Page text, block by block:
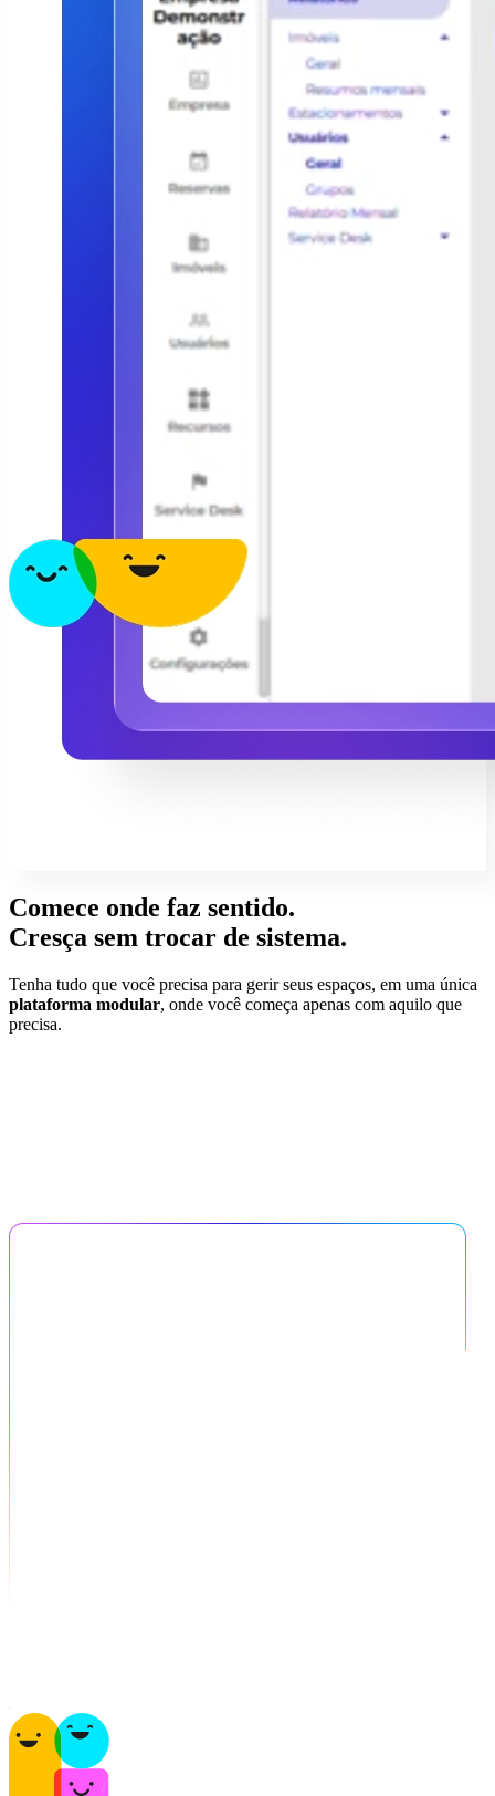
Comece onde faz sentido.
Cresça sem trocar de sistema.
Tenha tudo que você precisa para gerir seus espaços, em uma única
plataforma modular, onde você começa apenas com aquilo que
precisa.